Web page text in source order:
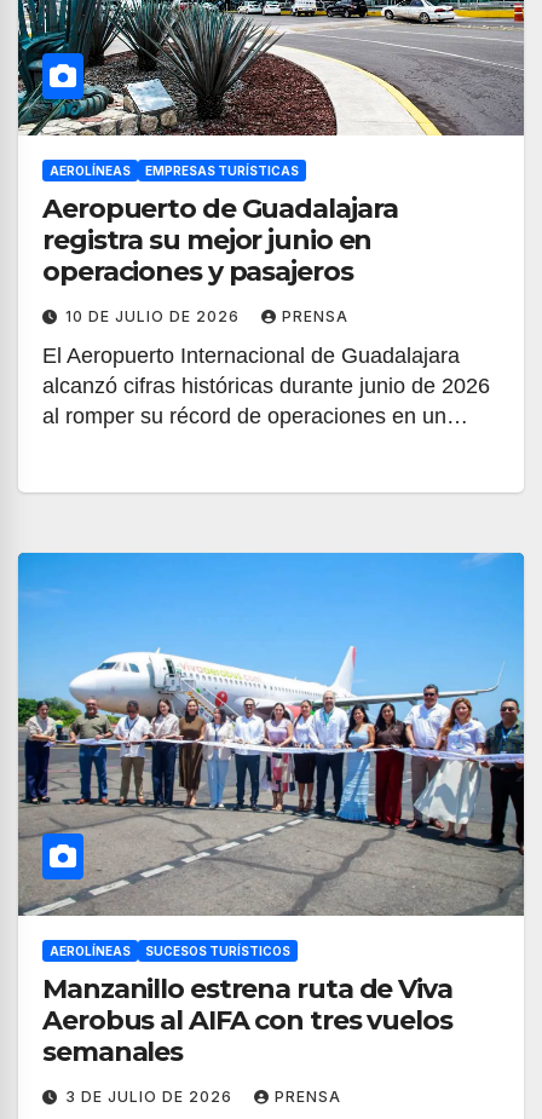
AEROLÍNEAS EMPRESAS TURÍSTICAS
Aeropuerto de Guadalajara
registra su mejor junio en
operaciones y pasajeros
10 DE JULIO DE 2026 PRENSA
El Aeropuerto Internacional de Guadalajara
alcanzó cifras históricas durante junio de 2026
al romper su récord de operaciones en un…
AEROLÍNEAS SUCESOS TURÍSTICOS
Manzanillo estrena ruta de Viva
Aerobus al AIFA con tres vuelos
semanales
3 DE JULIO DE 2026 PRENSA